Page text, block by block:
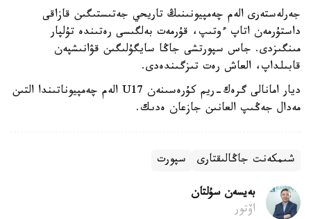
جەرلەستەرى الەم چەمپيونىنىڭ تاريحي جەتىستىگىن قازاقى
داستۇرمەن اتاپ ءوتىپ، قۇرمەت بەلگىسى رەتىندە تۇلپار
مىنگىزدى. جاس سپورتشى جاڭا سايگۇلىگىن قۋانىشپەن
قابىلداپ، العاش رەت تىزگىندەدى.
ديار امانالى گرەك-ريم كۇرەسىنەن U17 الەم چەمپيوناتىندا التىن
مەدال جەڭىپ العانىن جازعان ەدىك.
شىمكەنت جاڭالىقتارى سپورت
بەيسەن سۇلتان
اۆتور